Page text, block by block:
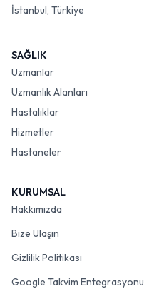
İstanbul, Türkiye
SAĞLIK
Uzmanlar
Uzmanlık Alanları
Hastalıklar
Hizmetler
Hastaneler
KURUMSAL
Hakkımızda
Bize Ulaşın
Gizlilik Politikası
Google Takvim Entegrasyonu